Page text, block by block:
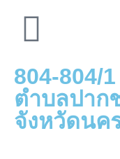
804-804/
ตำบลปาก
จังหวัดนค